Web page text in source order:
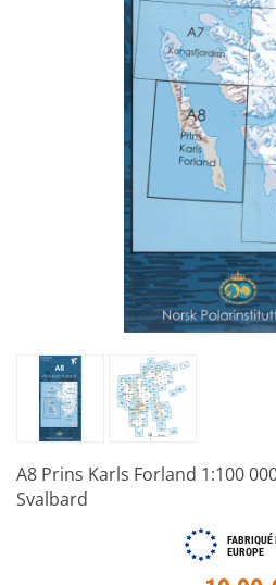
A8 Prins Karls Forland 1:100
Svalbard
FABRIQUÉ
EUROPE